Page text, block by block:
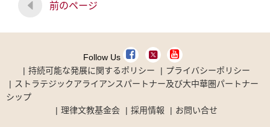
前のページ
Follow Us
持続可能な発展に関するポリシー
プライバシーポリシー
ストラテジックアライアンスパートナー及び大中華圏パートナー
シップ
理律文教基金会
採用情報 お問い合せ